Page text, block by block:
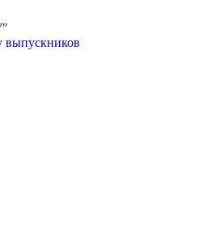
выпускников